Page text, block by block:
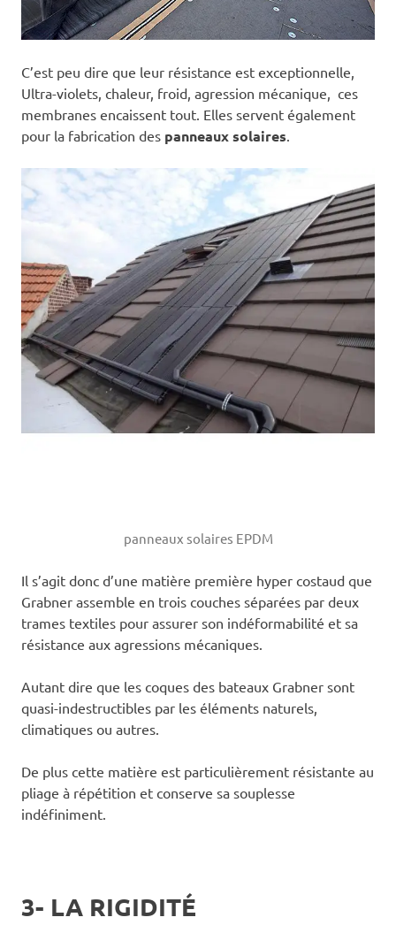
C’est peu dire que leur résistance est exceptionnelle,
Ultra-violets, chaleur, froid, agression mécanique, ces
membranes encaissent tout. Elles servent également
pour la fabrication des panneaux solaires.
panneaux solaires EPDM
Il s’agit donc d’une matière première hyper costaud que
Grabner assemble en trois couches séparées par deux
trames textiles pour assurer son indéformabilité et sa
résistance aux agressions mécaniques.
Autant dire que les coques des bateaux Grabner sont
quasi-indestructibles par les éléments naturels,
climatiques ou autres.
De plus cette matière est particulièrement résistante au
pliage à répétition et conserve sa souplesse
indéfiniment.
3- LA RIGIDITÉ